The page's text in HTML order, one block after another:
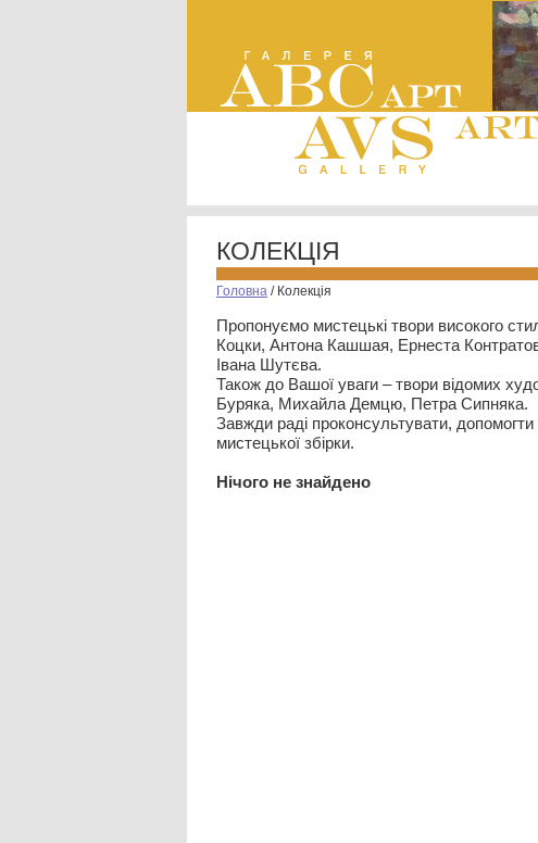
КОЛЕКЦІЯ
Головна / Колекція
Пропонуємо мистецькі твори високого
Коцки, Антона Кашшая, Ернеста
Івана Шутєва.
Також до Вашої уваги – твори відомих
Буряка, Михайла Демцю, Петра Сипняка.
Завжди раді проконсультувати,
мистецької збірки.
Нiчого не знайдено